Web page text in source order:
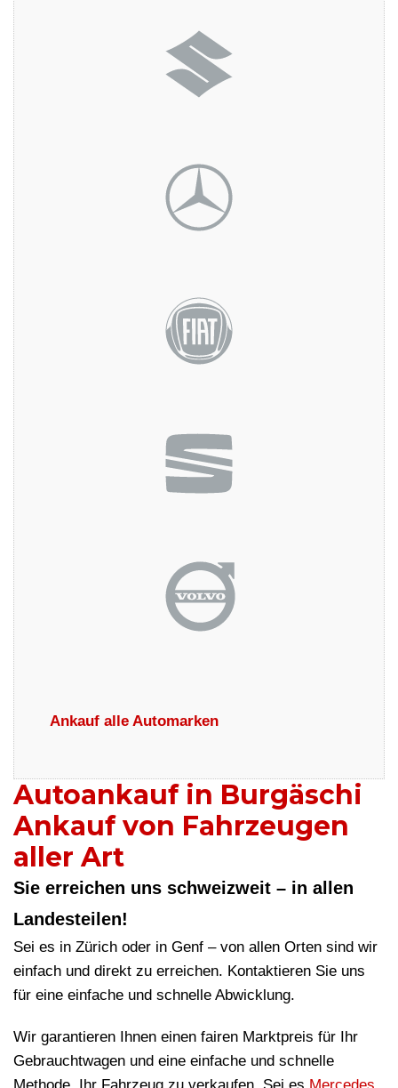
Ankauf alle Automarken
Autoankauf in Burgäschi
Ankauf von Fahrzeugen
aller Art
Sie erreichen uns schweizweit – in allen
Landesteilen!
Sei es in Zürich oder in Genf – von allen Orten sind wir
einfach und direkt zu erreichen. Kontaktieren Sie uns
für eine einfache und schnelle Abwicklung.
Wir garantieren Ihnen einen fairen Marktpreis für Ihr
Gebrauchtwagen und eine einfache und schnelle